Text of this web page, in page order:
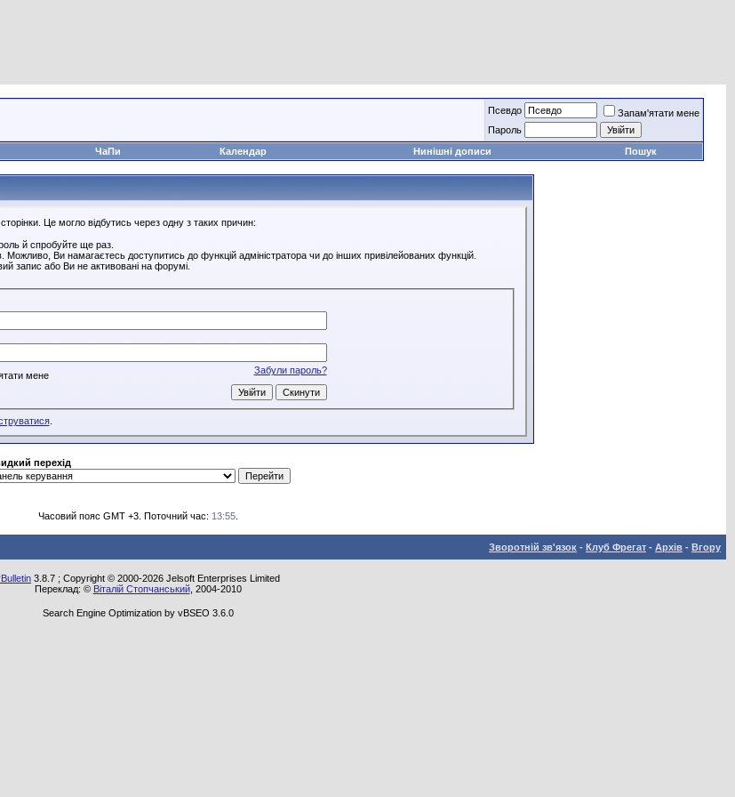
Псевдо
Запам'ятати мене
Пароль
ЧаПи Календар Нинішні дописи Пошук
Це могло відбутись через одну з таких причин:
й спробуйте ще раз.
Можливо, Ви намагаєтесь доступитись до функцій адміністратора чи до інших привілейованих функцій.
запис або Ви не активовані на форумі.
Забули пароль?
мене
.
перехід
Часовий пояс GMT +3. Поточний час: 13:55.
Зворотній зв'язок - Клуб Фрегат - Архів - Вгору
3.8.7 ; Copyright © 2000-2026 Jelsoft Enterprises Limited
Переклад: © Віталій Стопчанський, 2004-2010
Search Engine Optimization by vBSEO 3.6.0